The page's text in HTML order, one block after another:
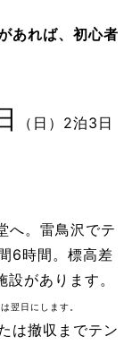
あれば、初心者
（日）2泊3日
。雷鳥沢でテ
6時間。標高差
があります。
翌日にします。
は撤収までテン